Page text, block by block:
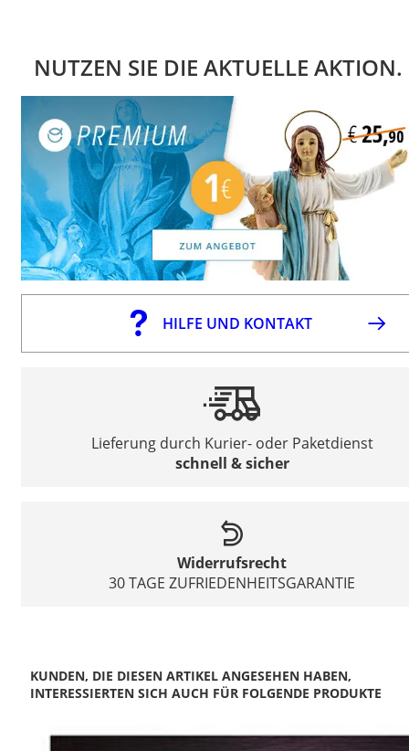
NUTZEN SIE DIE AKTUELLE AKTION.
HILFE UND KONTAKT
Lieferung durch Kurier- oder Paketdienst
schnell & sicher
Widerrufsrecht
30 TAGE ZUFRIEDENHEITSGARANTIE
KUNDEN, DIE DIESEN ARTIKEL ANGESEHEN HABEN,
INTERESSIERTEN SICH AUCH FÜR FOLGENDE PRODUKTE